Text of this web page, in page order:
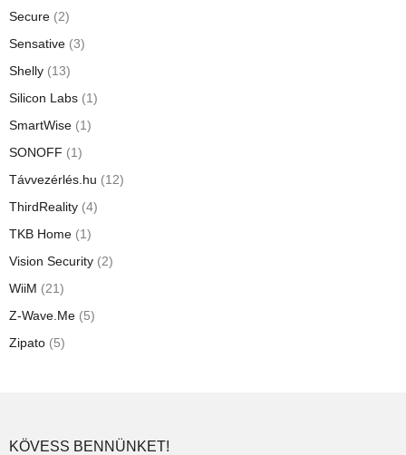
Secure (2)
Sensative (3)
Shelly (13)
Silicon Labs (1)
SmartWise (1)
SONOFF (1)
Távvezérlés.hu (12)
ThirdReality (4)
TKB Home (1)
Vision Security (2)
WiiM (21)
Z-Wave.Me (5)
Zipato (5)
KÖVESS BENNÜNKET!